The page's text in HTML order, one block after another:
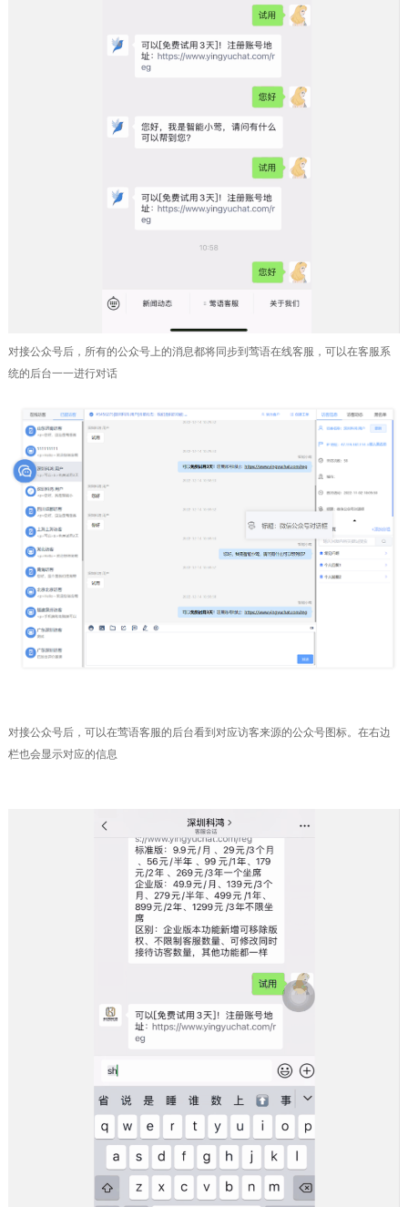
对接公众号后，所有的公众号上的消息都将同步到莺语在线客服，可以在客服系
统的后台一一进行对话
对接公众号后，可以在莺语客服的后台看到对应访客来源的公众号图标。在右边
栏也会显示对应的信息